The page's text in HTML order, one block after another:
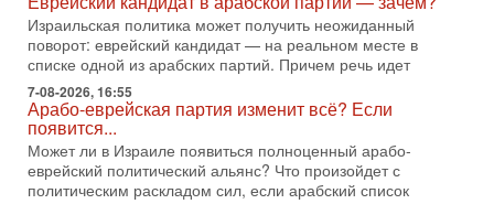
Тегерана и других стран региона. По его словам,
1-08-2026, 17:50
«Русский голос» Израиля: кто заберет его на этот
раз?
Голоса русскоязычных репатриантов не раз кардинально
меняли политический ландшафт Израиля. Достаточно
вспомнить взлет партии «Исраэль ба-алия», когда
31-07-2026, 17:00
Тайны закрытых дверей: о чём на самом деле
Израильская политика может получить неожиданный
поворот: еврейский кандидат — на реальном месте в
списке одной из арабских партий. Причем речь идет
7-08-2026, 16:55
Арабо-еврейская партия изменит всё? Если
появится...
Может ли в Израиле появиться полноценный арабо-
еврейский политический альянс? Что произойдет с
политическим раскладом сил, если арабский список